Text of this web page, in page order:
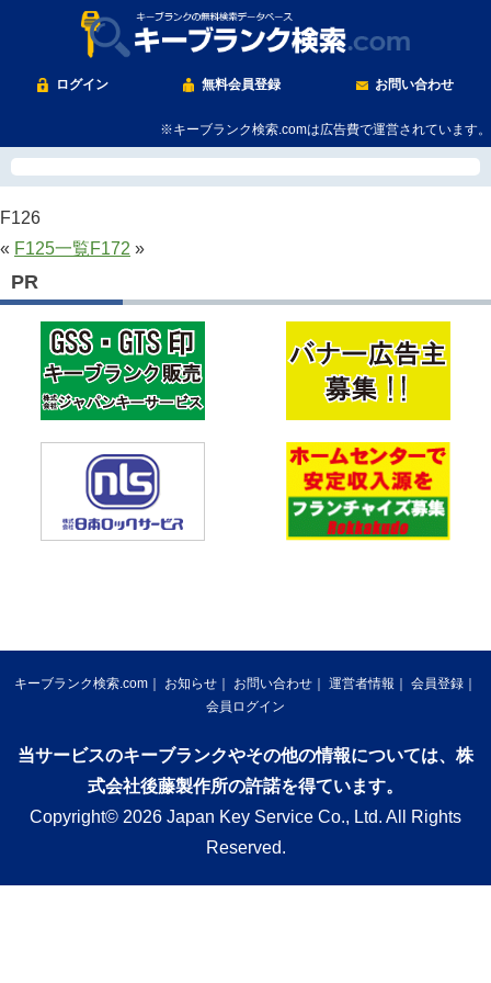
ログイン 無料会員登録 お問い合わせ
※キーブランク検索.comは広告費で運営されています。
F126
« F125一覧F172 »
PR
キーブランク検索.com お知らせ お問い合わせ 運営者情報
会員登録
会員ログイン
当サービスのキーブランクやその他の情報については、株
式会社後藤製作所の許諾を得ています。
Copyright© 2026 Japan Key Service Co., Ltd. All Rights
Reserved.